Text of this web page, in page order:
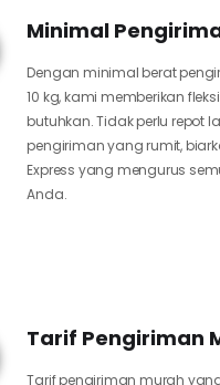
Minimal
Dengan minimal berat
10 kg, kami memberikan
butuhkan. Tidak perlu repot
pengiriman yang rumit,
Express yang mengurus
Anda.
Tarif Pengiriman
Tarif pengiriman murah